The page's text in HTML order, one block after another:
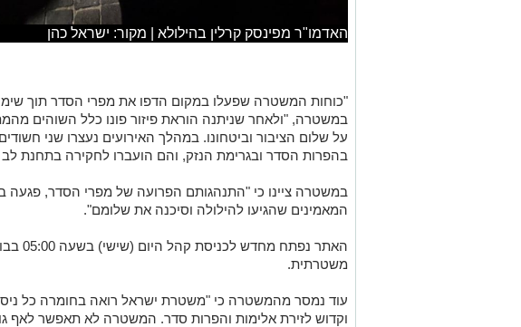
האדמו"ר מפינסק קרלין בהילולא | מקור: ישראל כהן
"כוחות המשטרה שפעלו במקום הדפו את מפרי הסדר תוך
במשטרה, "ולאחר שניתנה הוראת פיזור פונו כלל השוהים
על שלום הציבור וביטחונו. במהלך האירועים נעצרו שני
בהפרות הסדר ובגרימת הנזק, והם הועברו לחקירה בתחנת
במשטרה ציינו כי "התנהגותם הפרועה של מפרי הסדר, פגעה
המאמינים שהגיעו להילולה וסיכנה את שלומם".
האתר
משטרתית.
עוד נמסר מהמשטרה כי "משטרת ישראל רואה בחומרה כל
וקדוש לזירת אלימות והפרות סדר. המשטרה לא תאפשר לאף